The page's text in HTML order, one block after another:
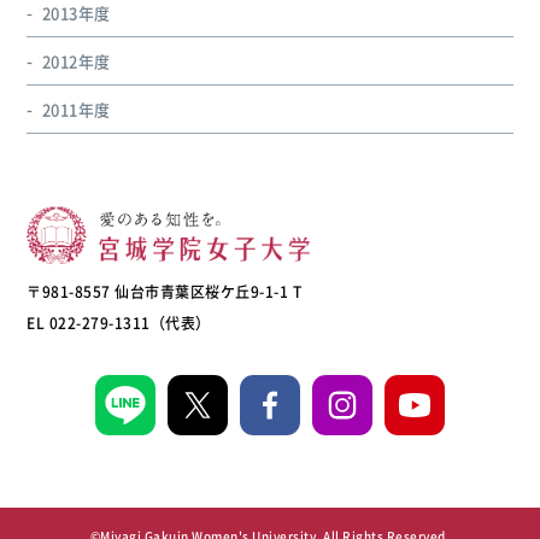
2013年度
2012年度
2011年度
〒981-8557 仙台市青葉区桜ケ丘9-1-1 T
EL 022-279-1311（代表）